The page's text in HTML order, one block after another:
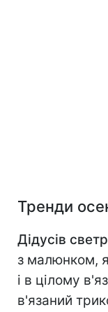
Тренди
Дідусів светр
з малюнком,
і в цілому
в'язаний